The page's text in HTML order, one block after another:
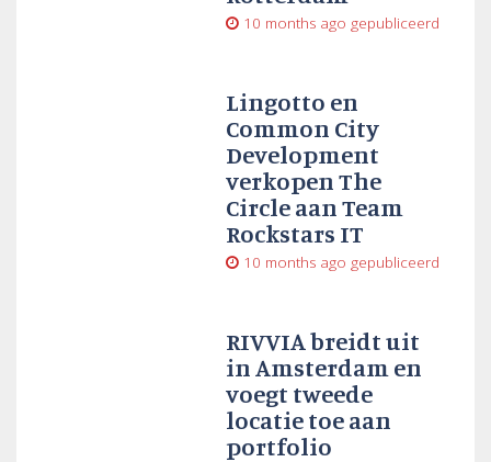
10 months ago gepubliceerd
Lingotto en
Common City
Development
verkopen The
Circle aan Team
Rockstars IT
10 months ago gepubliceerd
RIVVIA breidt uit
in Amsterdam en
voegt tweede
locatie toe aan
portfolio